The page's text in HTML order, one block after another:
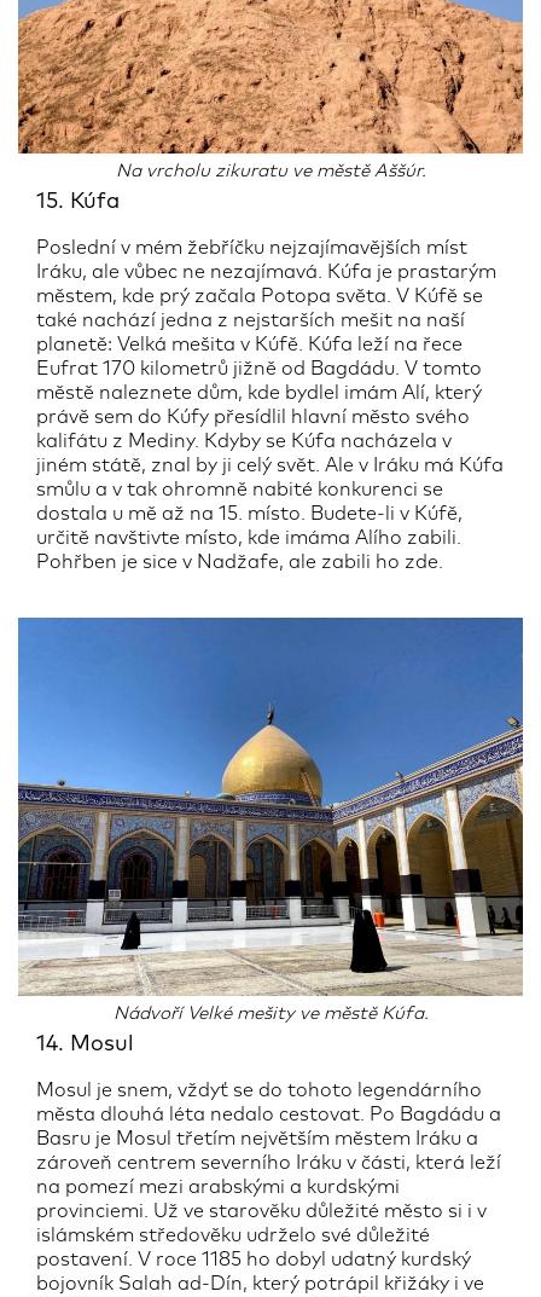
Na vrcholu zikuratu ve městě Aššúr.
15. Kúfa
Poslední v mém žebříčku nejzajímavějších míst
Iráku, ale vůbec ne nezajímavá. Kúfa je prastarým
městem, kde prý začala Potopa světa. V Kúfě se
také nachází jedna z nejstarších mešit na naší
planetě: Velká mešita v Kúfě. Kúfa leží na řece
Eufrat 170 kilometrů jižně od Bagdádu. V tomto
městě naleznete dům, kde bydlel imám Alí, který
právě sem do Kúfy přesídlil hlavní město svého
kalifátu z Mediny. Kdyby se Kúfa nacházela v
jiném státě, znal by ji celý svět. Ale v Iráku má Kúfa
smůlu a v tak ohromně nabité konkurenci se
dostala u mě až na 15. místo. Budete-li v Kúfě,
určitě navštivte místo, kde imáma Alího zabili.
Pohřben je sice v Nadžafe, ale zabili ho zde.
Nádvoří Velké mešity ve městě Kúfa.
14. Mosul
Mosul je snem, vždyť se do tohoto legendárního
města dlouhá léta nedalo cestovat. Po Bagdádu a
Basru je Mosul třetím největším městem Iráku a
zároveň centrem severního Iráku v části, která leží
na pomezí mezi arabskými a kurdskými
provinciemi. Už ve starověku důležité město si i v
islámském středověku udrželo své důležité
postavení. V roce 1185 ho dobyl udatný kurdský
bojovník Salah ad-Dín, který potrápil křižáky i ve